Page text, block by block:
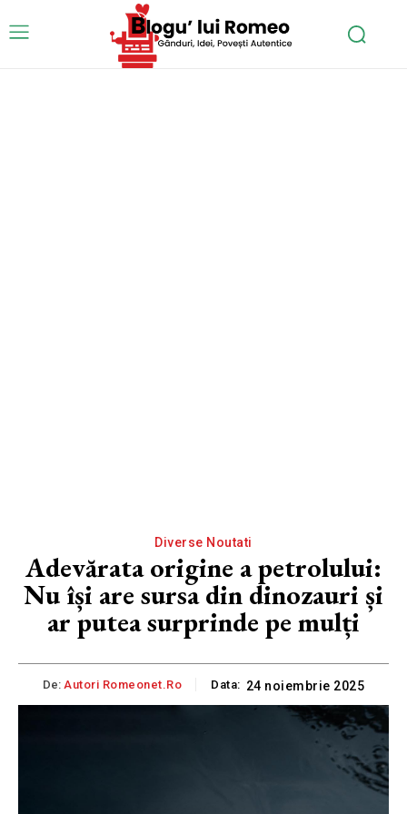
Diverse Noutati
Adevărata origine a petrolului:
Nu își are sursa din dinozauri și
ar putea surprinde pe mulți
De: Autori Romeonet.ro Data: 24 noiembrie 2025